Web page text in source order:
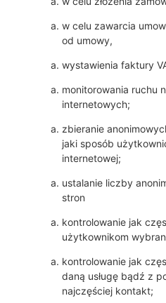
w celu zawarcia
od umowy,
wystawienia faktury
monitorowania ruchu
internetowych;
zbieranie
jaki sposób
internetowej;
ustalanie liczby
stron
kontrolowanie jak
użytkownikom
kontrolowanie jak
daną usługę bądź z
najczęściej kontakt;